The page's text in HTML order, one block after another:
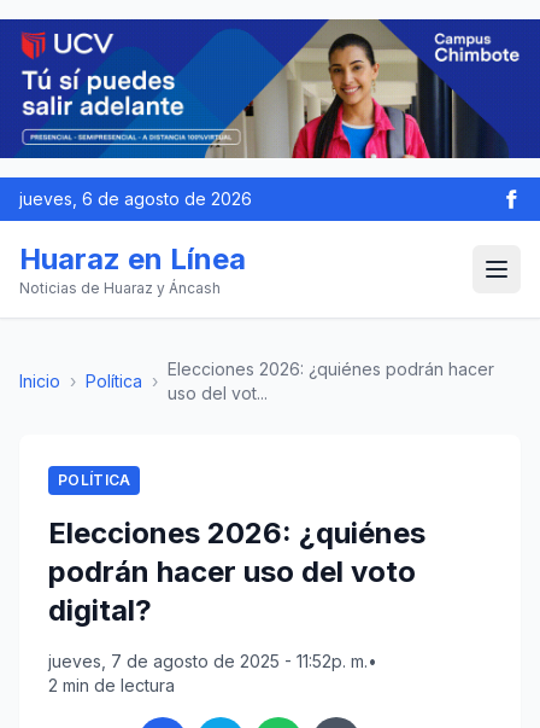
jueves, 6 de agosto de 2026
Huaraz en Línea
Noticias de Huaraz y Áncash
Inicio › Política ›
Elecciones 2026: ¿quiénes podrán hacer
uso del vot...
POLÍTICA
Elecciones 2026: ¿quiénes
podrán hacer uso del voto
digital?
jueves, 7 de agosto de 2025 - 11:52p. m.•
2 min de lectura